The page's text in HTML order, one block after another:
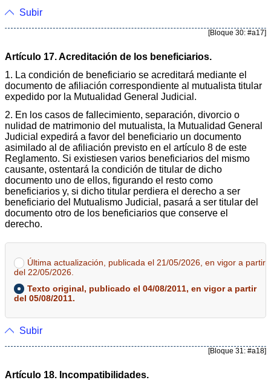
Subir
[Bloque 30: #a17]
Artículo 17. Acreditación de los beneficiarios.
1. La condición de beneficiario se acreditará mediante el
documento de afiliación correspondiente al mutualista titular
expedido por la Mutualidad General Judicial.
2. En los casos de fallecimiento, separación, divorcio o
nulidad de matrimonio del mutualista, la Mutualidad General
Judicial expedirá a favor del beneficiario un documento
asimilado al de afiliación previsto en el artículo 8 de este
Reglamento. Si existiesen varios beneficiarios del mismo
causante, ostentará la condición de titular de dicho
documento uno de ellos, figurando el resto como
beneficiarios y, si dicho titular perdiera el derecho a ser
beneficiario del Mutualismo Judicial, pasará a ser titular del
documento otro de los beneficiarios que conserve el
derecho.
Última actualización, publicada el 21/05/2026, en vigor a partir
del 22/05/2026.
Texto original, publicado el 04/08/2011, en vigor a partir
del 05/08/2011.
Subir
[Bloque 31: #a18]
Artículo 18. Incompatibilidades.